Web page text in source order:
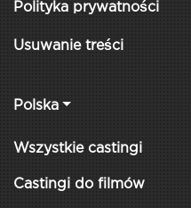
Polityka prywatności
Usuwanie treści
Polska
Wszystkie castingi
Castingi do filmów